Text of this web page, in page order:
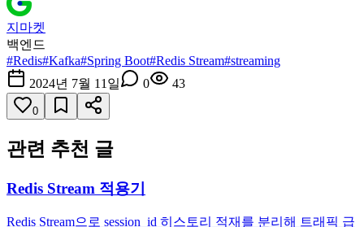
지마켓
백엔드
#Redis#Kafka#Spring Boot#Redis Stream#streaming
2024년 7월 11일
0 43
0
관련 추천 글
Redis Stream 적용기
Redis Stream으로 session_id 히스토리 적재를 분리해 트래픽 급